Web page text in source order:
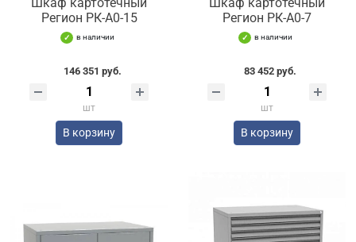
Регион РК-А0-15
в наличии
146 351 руб.
шт
В корзину
Регион РК-А0-7
в наличии
83 452 руб.
шт
В корзину